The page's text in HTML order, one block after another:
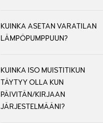
KUINKA ASETAN VARATILAN
LÄMPÖPUMPPUUN?
KUINKA ISO MUISTITIKUN
TÄYTYY OLLA KUN
PÄIVITÄN/KIRJAAN
JÄRJESTELMÄÄNI?